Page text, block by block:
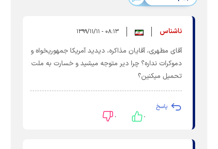
ناشناس ۰۸:۱۳ - ۱۳۹۹/۱۱/۱۱
آقای مطهری، آقایان مذاکره، دیدید آمریکا جمهوریخواه و
دموکرات نداره؟ چرا دیر متوجه میشید و خسارت به ملت
تحمیل میکنین؟
پاسخ
۰ ۰